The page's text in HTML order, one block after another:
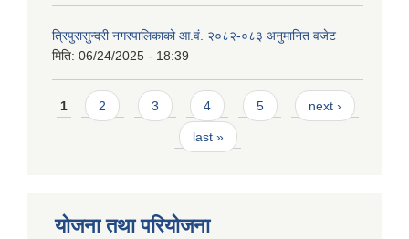
त्रिपुरासुन्दरी नगरपालिकाको आ.वं. २०८२-०८३ अनुमानित वजेट
मिति: 06/24/2025 - 18:39
Pages
1 2 3 4 5 next ›
last »
योजना तथा परियोजना